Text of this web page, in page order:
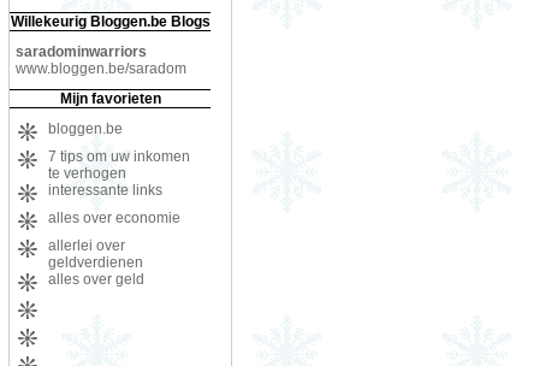
Willekeurig Bloggen.be Blogs
saradominwarriors
www.bloggen.be/saradom
Mijn favorieten
bloggen.be
7 tips om uw inkomen
te verhogen
interessante links
alles over economie
allerlei over
geldverdienen
alles over geld